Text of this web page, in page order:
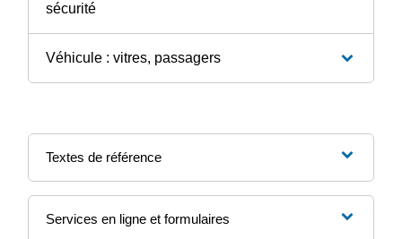
sécurité
Véhicule : vitres, passagers
Textes de référence
Services en ligne et formulaires